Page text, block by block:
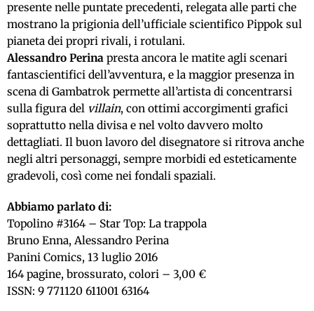
presente nelle puntate precedenti, relegata alle parti che
mostrano la prigionia dell’ufficiale scientifico Pippok sul
pianeta dei propri rivali, i rotulani.
Alessandro Perina presta ancora le matite agli scenari
fantascientifici dell’avventura, e la maggior presenza in
scena di Gambatrok permette all’artista di concentrarsi
sulla figura del villain, con ottimi accorgimenti grafici
soprattutto nella divisa e nel volto davvero molto
dettagliati. Il buon lavoro del disegnatore si ritrova anche
negli altri personaggi, sempre morbidi ed esteticamente
gradevoli, così come nei fondali spaziali.
Abbiamo parlato di:
Topolino #3164 – Star Top: La trappola
Bruno Enna, Alessandro Perina
Panini Comics, 13 luglio 2016
164 pagine, brossurato, colori – 3,00 €
ISSN: 9 771120 611001 63164